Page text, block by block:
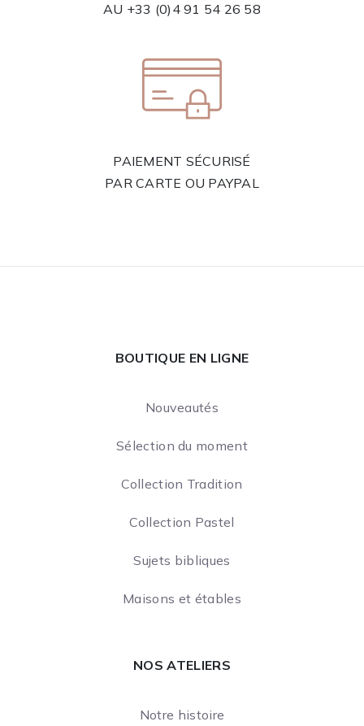
AU +33 (0)4 91 54 26 58
PAIEMENT SÉCURISÉ
PAR CARTE OU PAYPAL
BOUTIQUE EN LIGNE
Nouveautés
Sélection du moment
Collection Tradition
Collection Pastel
Sujets bibliques
Maisons et étables
NOS ATELIERS
Notre histoire